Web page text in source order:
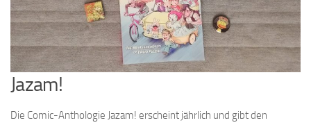
Jazam!
Die Comic-Anthologie Jazam! erscheint jährlich und gibt den